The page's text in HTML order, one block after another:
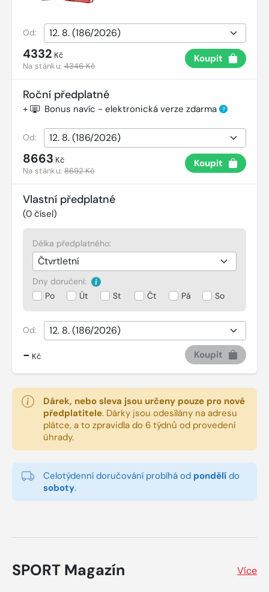
Od:
4332 Kč
Na stánku:4346 Kč
Koupit
Roční předplatné
+ Bonus navíc - elektronická verze zdarma ?
Od:
8663 Kč
Na stánku:8692 Kč
Koupit
Vlastní předplatné
(0 čísel)
Délka předplatného:
Dny doručení:
Po
Út St Čt Pá So
Od:
- Kč Koupit
Dárek, nebo sleva jsou určeny pouze pro nové
předplatitele. Dárky jsou odesílány na adresu
plátce, a to zpravidla do 6 týdnů od provedení
úhrady.
Celotýdenní doručování probíhá od pondělí do
soboty.
SPORT Magazín Více